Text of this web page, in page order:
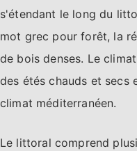
s'étendant le long du
mot grec pour forêt, la
de bois denses. Le
des étés chauds et secs
climat méditerranéen.
Le littoral comprend